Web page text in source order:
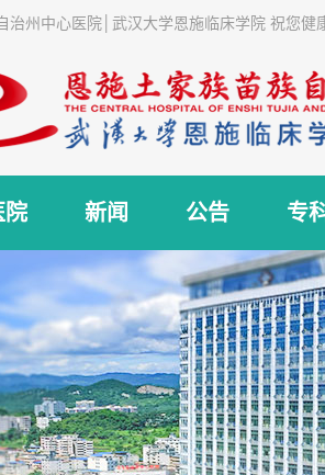
治州中心医院│武汉大学恩施临床学院 祝您健
院 新闻 公告 专